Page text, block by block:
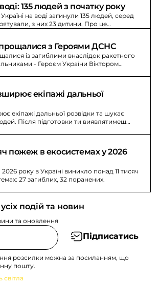
135 людей з початку року
на воді загинули 135 людей, серед
з них 23 дитини. Про це
ДСНС.
з Героями ДСНС
із загиблими внаслідок ракетного
- Героєм України Віктором
екіпажі дальньої
екіпажі дальньої розвідки та шукає
Після підготовки ти виявлятимеш
пожеж в екосистемах у 2026
2026 року в Україні виникло понад 11 тисяч
27 загиблих, 32 поранених.
подій та новин
та оновлення
Підписатись
розсилки можна за посиланням, що
пошту.
світла